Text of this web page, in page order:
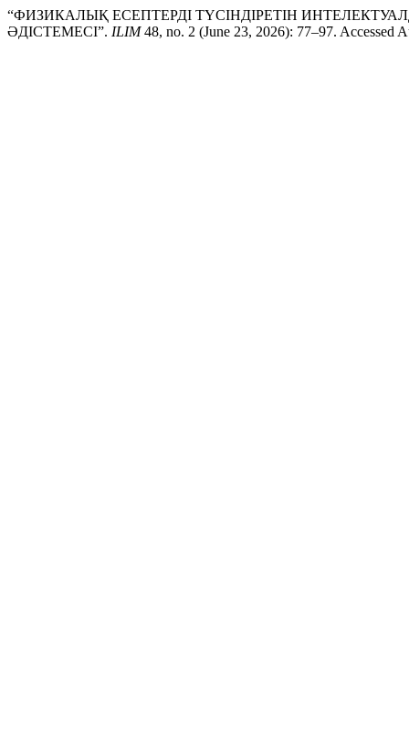
“ФИЗИКАЛЫҚ ЕСЕПТЕРДІ ТҮСІНДІРЕТІН
ӘДІСТЕМЕСІ”. ILIM48, no. 2 (June 23, 2026): 77–97. Accessed